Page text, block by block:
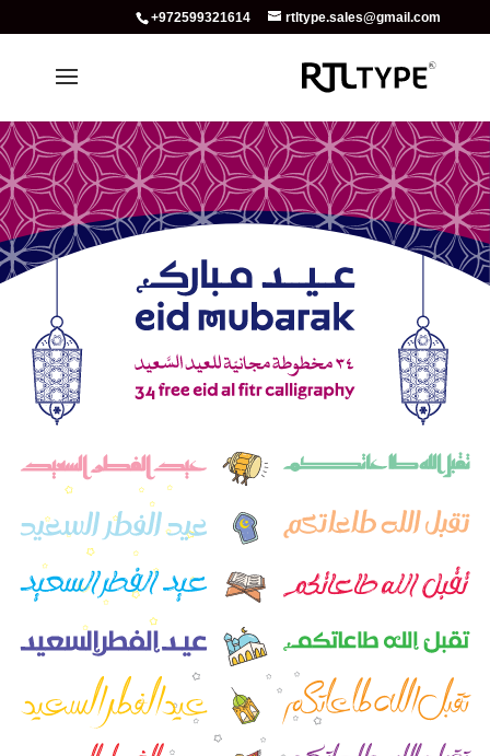
+972599321614 rtltype.sales@gmail.com